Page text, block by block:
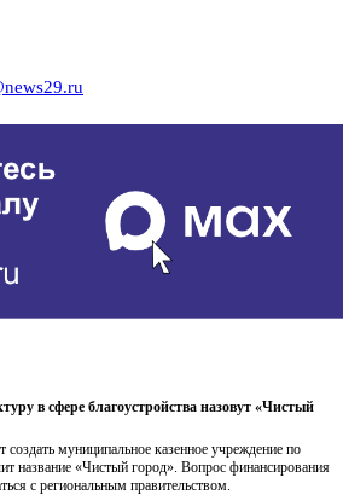
в сфере благоустройства назовут «Чистый
муниципальное казенное учреждение по
название «Чистый город». Вопрос финансирования
с региональным правительством.